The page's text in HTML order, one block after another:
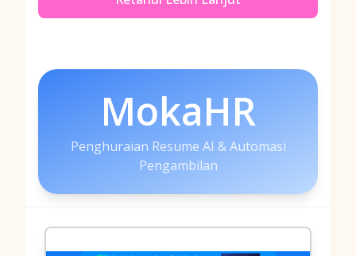
MokaHR
Penghuraian Resume AI & Automasi
Pengambilan